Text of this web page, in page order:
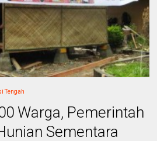
Tengah
Warga, Pemerintah
Sementara